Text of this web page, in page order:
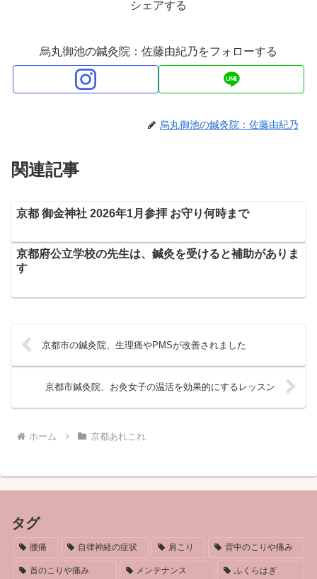
シェアする
烏丸御池の鍼灸院：佐藤由紀乃をフォローする
烏丸御池の鍼灸院：佐藤由紀乃
関連記事
京都 御金神社 2026年1月参拝 お守り何時まで
京都府公立学校の先生は、鍼灸を受けると補助がありま
す
京都市の鍼灸院、生理痛やPMSが改善されました
京都市鍼灸院、お灸女子の温活を効果的にするレッスン
ホーム 京都あれこれ
タグ
腰痛 自律神経の症状 肩こり 背中のこりや痛み
首のこりや痛み メンテナンス ふくらはぎ